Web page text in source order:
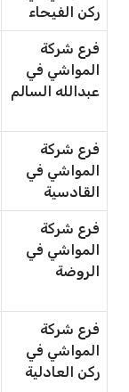
ركن الفيحاء
فرع شركة
المواشي في
عبدالله السالم
فرع شركة
المواشي في
القادسية
فرع شركة
المواشي في
الروضة
فرع شركة
المواشي في
ركن العادلية